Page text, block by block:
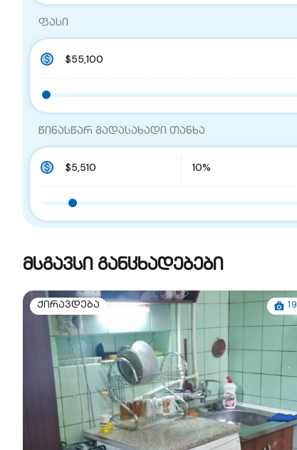
ფასი
წინასწარ გადასახადი თანხა
მსგავსი განცხადებები
ქირავდება 19